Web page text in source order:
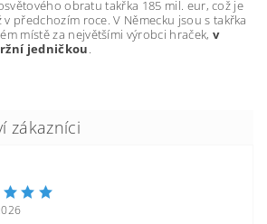
obratu takřka 185 mil. eur, což je
předchozím roce. V Německu jsou s takřka
místě za největšími výrobci hraček, v
jedničkou.